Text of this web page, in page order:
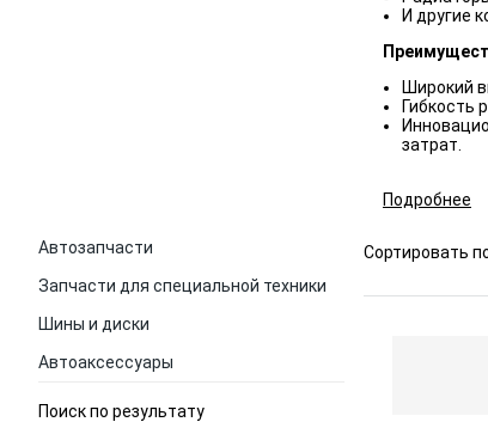
И другие
Широкий
Гибкость
затрат.
Подробнее
Автозапчасти
Запчасти для специальной техники
Шины и диски
Автоаксессуары
Поиск по результату
Сортировать